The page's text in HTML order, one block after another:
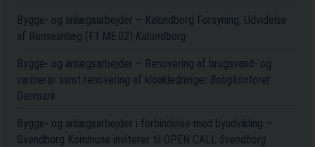
Bygge- og anlægsarbejder – Kalundborg Forsyning, Udvidelse
af Renseanlæg (F1.ME.02) Kalundborg
Bygge- og anlægsarbejder – Renovering af brugsvand- og
varmerør samt renovering af kloakledninger Boligkontoret
Danmark
Bygge- og anlægsarbejder i forbindelse med byudvikling –
Svendborg Kommune inviterer til OPEN CALL Svendborg